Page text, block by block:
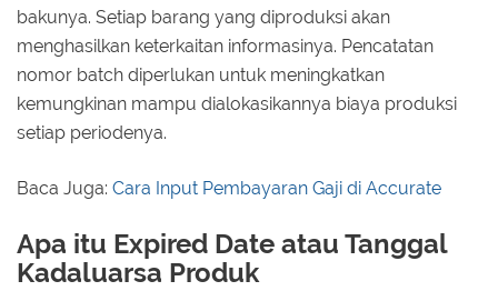
bakunya. Setiap barang yang diproduksi akan
menghasilkan keterkaitan informasinya. Pencatatan
nomor batch diperlukan untuk meningkatkan
kemungkinan mampu dialokasikannya biaya produksi
setiap periodenya.
Baca Juga: Cara Input Pembayaran Gaji di Accurate
Apa itu Expired Date atau Tanggal
Kadaluarsa Produk